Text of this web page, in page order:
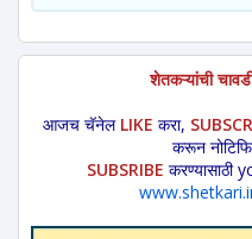
शेतकऱ्यांची
आजच चॅनेल LIKE करा,
करून
SUBSRIBE करण्यासाठी